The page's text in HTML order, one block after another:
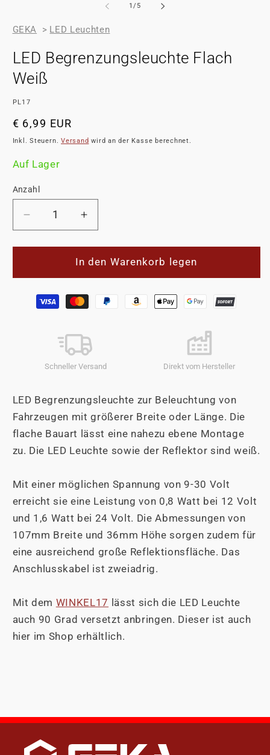
1/von
5
GEKA > LED Leuchten
LED Begrenzungsleuchte Flach
Weiß
ARTIKELNUMMER:
PL17
Normaler
Preis
€ 6,99 EUR
Inkl. Steuern.Versand wird an der Kasse berechnet.
Auf Lager
Anzahl
Verringere
die
Menge
LED
Flach
Erhöhe
die
Menge
für
LED
Flach
In den Warenkorb legen
Zahlungsmethoden
Schneller Versand Direkt vom Hersteller
LED Begrenzungsleuchte zur Beleuchtung von
Fahrzeugen mit größerer Breite oder Länge. Die
flache Bauart lässt eine nahezu ebene Montage
zu. Die LED Leuchte sowie der Reflektor sind weiß.
Mit einer möglichen Spannung von 9-30 Volt
erreicht sie eine Leistung von 0,8 Watt bei 12 Volt
und 1,6 Watt bei 24 Volt. Die Abmessungen von
107mm Breite und 36mm Höhe sorgen zudem für
eine ausreichend große Reflektionsfläche. Das
Anschlusskabel ist zweiadrig.
Mit dem WINKEL17
lässt sich die LED Leuchte
auch 90 Grad versetzt anbringen. Dieser ist auch
hier im Shop erhältlich.